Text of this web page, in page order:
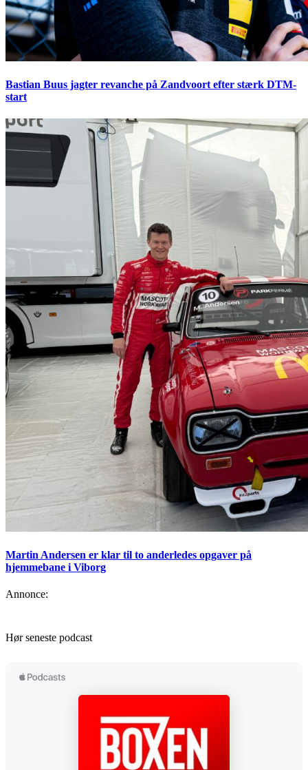
Bastian Buus jagter revanche på Zandvoort efter stærk DTM-
start
Martin Andersen er klar til to anderledes opgaver på
hjemmebane i Viborg
Annonce:
Hør seneste podcast